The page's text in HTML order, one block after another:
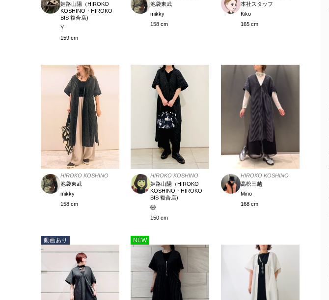
姫路山陽（HIROKO
KOSHINO・HIROKO
BIS 複合店)
Y
159 cm
池袋東武
mikky
158 cm
本社スタッフ
Kiko
165 cm
HIROKO KOSHINO
池袋東武
mikky
158 cm
HIROKO KOSHINO
姫路山陽（HIROKO
KOSHINO・HIROKO
BIS 複合店)
Ⓜ️
150 cm
HIROKO KOSHINO
高松三越
Mino
168 cm
動画あり NEW